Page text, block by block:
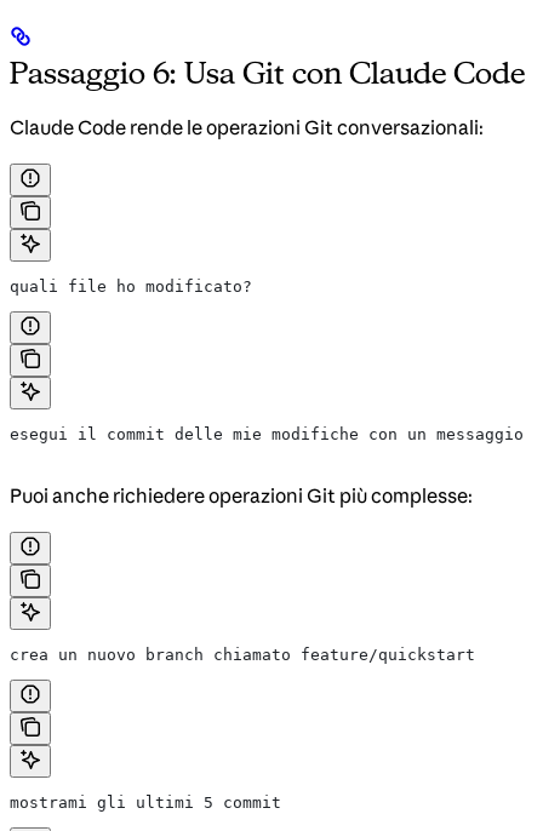
Passaggio 6: Usa Git con Claude Code
Claude Code rende le operazioni Git conversazionali:
quali file ho modificato?
esegui il commit delle mie modifiche con un messaggio
Puoi anche richiedere operazioni Git più complesse:
crea un nuovo branch chiamato feature/quickstart
mostrami gli ultimi 5 commit